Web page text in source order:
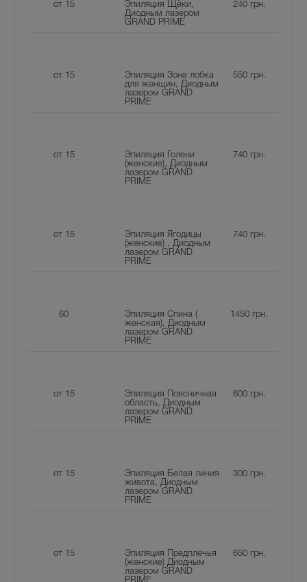
от 15
Эпиляция Щёки,
Диодным лазером
GRAND PRIME
240грн.
от 15
Эпиляция Зона лобка
для женщин, Диодным
лазером GRAND
PRIME
550грн.
от 15
Эпиляция Голени
(женские), Диодным
лазером GRAND
PRIME
740грн.
от 15
Эпиляция Ягодицы
(женские) , Диодным
лазером GRAND
PRIME
740грн.
60
Эпиляция Спина (
женская), Диодным
лазером GRAND
PRIME
1450 грн.
от 15
Эпиляция Поясничная
область, Диодным
лазером GRAND
PRIME
600грн.
от 15
Эпиляция Белая линия
живота, Диодным
лазером GRAND
PRIME
300грн.
от 15
Эпиляция Предплечья
(женские) Диодным
лазером GRAND
PRIME
650грн.